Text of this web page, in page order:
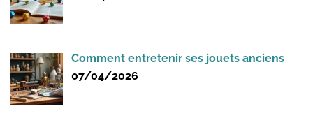
Comment entretenir ses jouets anciens
07/04/2026